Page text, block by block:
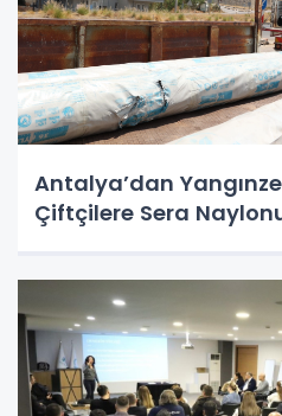
Antalya’dan
Çiftçilere Sera